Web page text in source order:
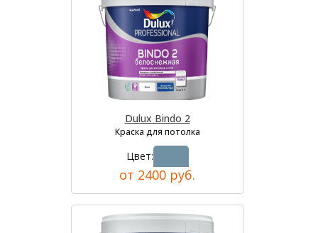
Dulux Bindo 2
Краска для потолка
Цвет:
от 2400 руб.